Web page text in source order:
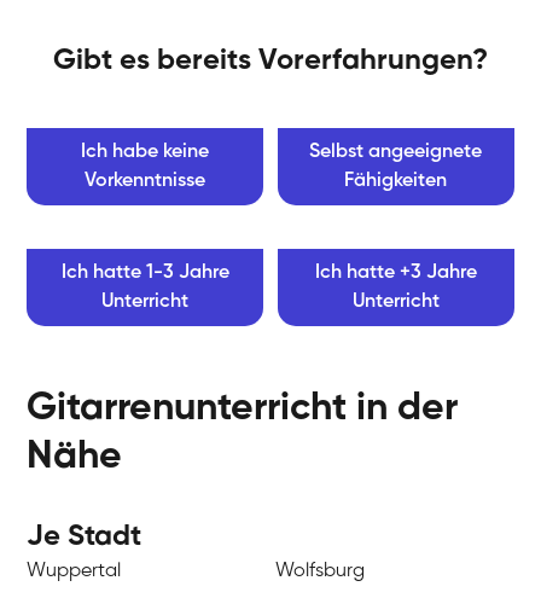
Gibt es bereits Vorerfahrungen?
Ich habe keine
Vorkenntnisse
Selbst angeeignete
Fähigkeiten
Ich hatte 1-3 Jahre
Unterricht
Ich hatte +3 Jahre
Unterricht
Gitarrenunterricht in der
Nähe
Je Stadt
Wuppertal
Wolfsburg